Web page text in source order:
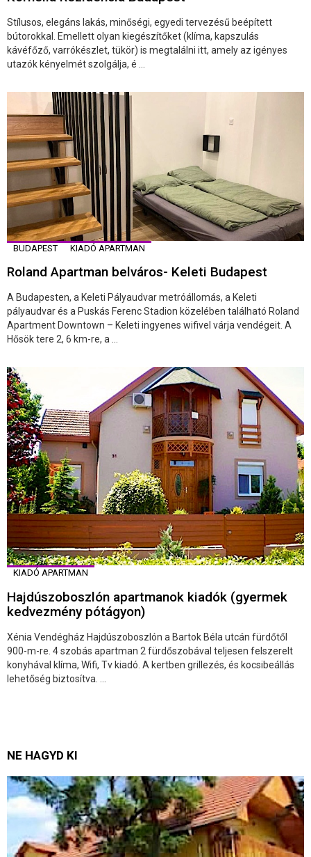
Stílusos, elegáns lakás, minőségi, egyedi tervezésű beépített
bútorokkal. Emellett olyan kiegészítőket (klíma, kapszulás
kávéfőző, varrókészlet, tükör) is megtalálni itt, amely az igényes
utazók kényelmét szolgálja, é ...
BUDAPEST KIADÓ APARTMAN
Roland Apartman belváros- Keleti Budapest
A Budapesten, a Keleti Pályaudvar metróállomás, a Keleti
pályaudvar és a Puskás Ferenc Stadion közelében található Roland
Apartment Downtown – Keleti ingyenes wifivel várja vendégeit. A
Hősök tere 2, 6 km-re, a ...
KIADÓ APARTMAN
Hajdúszoboszlón apartmanok kiadók (gyermek
kedvezmény pótágyon)
Xénia Vendégház Hajdúszoboszlón a Bartok Béla utcán fürdőtől
900-m-re. 4 szobás apartman 2 fürdőszobával teljesen felszerelt
konyhával klíma, Wifi, Tv kiadó. A kertben grillezés, és kocsibeállás
lehetőség biztosítva. ...
NE HAGYD KI